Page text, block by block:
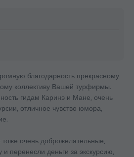
благодарность прекрасному
коллективу Вашей турфирмы.
гидам Каринэ и Мане, очень
отличное чувство юмора,
очень доброжелательные,
и перенесли деньги за экскурсию,